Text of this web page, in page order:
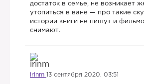
достаток в семье, не возникает
утопиться в ване — про такие
истории книги не пишут и
снимают.
irinm 13 сентября 2020, 03:51